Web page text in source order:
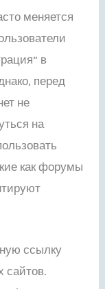
меняется
в
перед
не
на
как форумы
ссылку
сайтов.